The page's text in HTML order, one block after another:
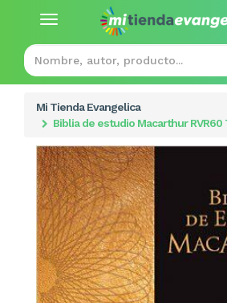
Toggle
Mi Tienda Evangelica
Biblia de estudio Macarthur RVR60